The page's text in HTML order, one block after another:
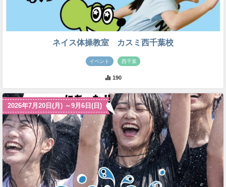
ネイス体操教室 カスミ西千葉校
イベント 西千葉
190
2026年7月20日(月) ～9月6日(日)